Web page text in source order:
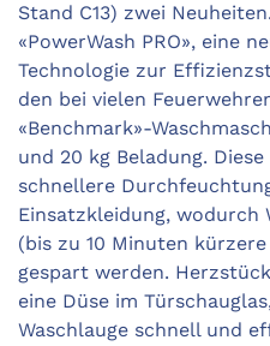
Stand C13) zwei
«PowerWash PRO», eine
Technologie zur
den bei vielen
«Benchmark»-
und 20 kg Beladung.
schnellere
Einsatzkleidung, wodurch
(bis zu 10 Minuten
gespart werden.
eine Düse im
Waschlauge schnell und